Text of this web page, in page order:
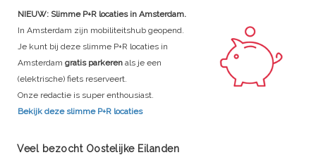
NIEUW: Slimme P+R locaties in Amsterdam.
In Amsterdam zijn mobiliteitshub geopend.
Je kunt bij deze slimme P+R locaties in
Amsterdam gratis parkeren als je een
(elektrische) fiets reserveert.
Onze redactie is super enthousiast.
Bekijk deze slimme P+R locaties
Veel bezocht Oostelijke Eilanden